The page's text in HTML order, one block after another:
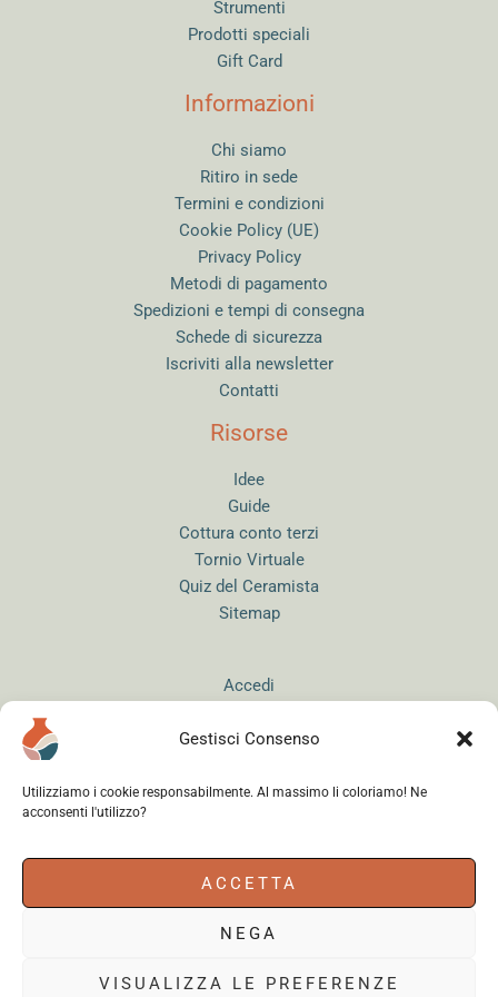
Gestisci Consenso
Utilizziamo i cookie responsabilmente. Al massimo li coloriamo! Ne
acconsenti l'utilizzo?
ACCETTA
NEGA
VISUALIZZA LE PREFERENZE
Strumenti
Prodotti speciali
Gift Card
Informazioni
Chi siamo
Ritiro in sede
Termini e condizioni
Cookie Policy (UE)
Privacy Policy
Metodi di pagamento
Spedizioni e tempi di consegna
Schede di sicurezza
Iscriviti alla newsletter
Contatti
Risorse
Idee
Guide
Cottura conto terzi
Tornio Virtuale
Quiz del Ceramista
Sitemap
Accedi
18179961000 - Copyright © 2026